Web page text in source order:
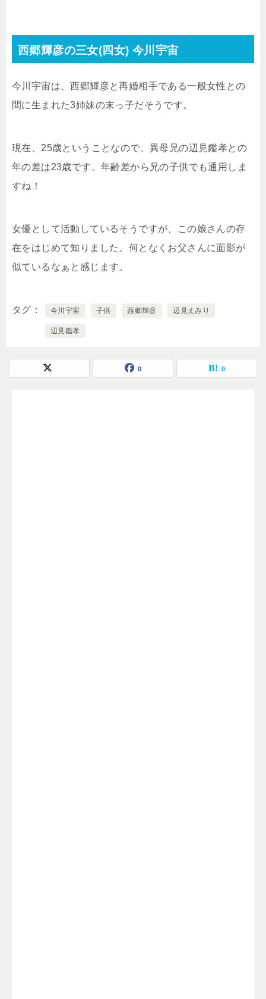
西郷輝彦の三女(四女) 今川宇宙
今川宇宙は、西郷輝彦と再婚相手である一般女性との
間に生まれた3姉妹の末っ子だそうです。
現在、25歳ということなので、異母兄の辺見鑑孝との
年の差は23歳です。年齢差から兄の子供でも通用しま
すね！
女優として活動しているそうですが、この娘さんの存
在をはじめて知りました。何となくお父さんに面影が
似ているなぁと感じます。
タグ 今川宇宙 子供 西郷輝彦 辺見えみり
辺見鑑孝
0 0